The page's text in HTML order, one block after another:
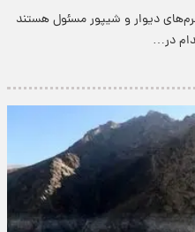
دیوار و شیپور مسئول هستند
در…